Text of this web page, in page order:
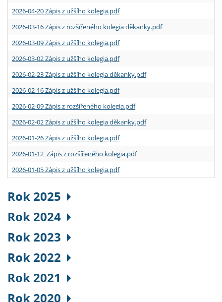
2026-04-20 Zápis z užšího kolegia.pdf
2026-03-16 Zápis z rozšířeného kolegia děkanky.pdf
2026-03-09 Zápis z užšího kolegia.pdf
2026-03-02 Zápis z užšího kolegia.pdf
2026-02-23 Zápis z užšího kolegia děkanky.pdf
2026-02-16 Zápis z užšího kolegia.pdf
2026-02-09 Zápis z rozšířeného kolegia.pdf
2026-02-02 Zápis z užšího kolegia děkanky.pdf
2026-01-26 Zápis z užšího kolegia.pdf
2026-01-12 Zápis z rozšířeného kolegia.pdf
2026-01-05 Zápis z užšího kolegia.pdf
Rok 2025
Rok 2024
Rok 2023
Rok 2022
Rok 2021
Rok 2020